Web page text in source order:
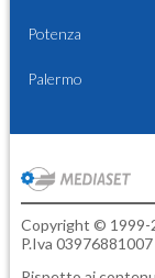
Potenza
Palermo
Copyright © 1999-
P.Iva